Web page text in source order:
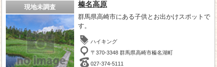
現地未調査 榛名高原
群馬県高崎市にある子供とお出かけスポットで
す。
ハイキング
〒370-3348 群馬県高崎市榛名湖町
027-374-5111